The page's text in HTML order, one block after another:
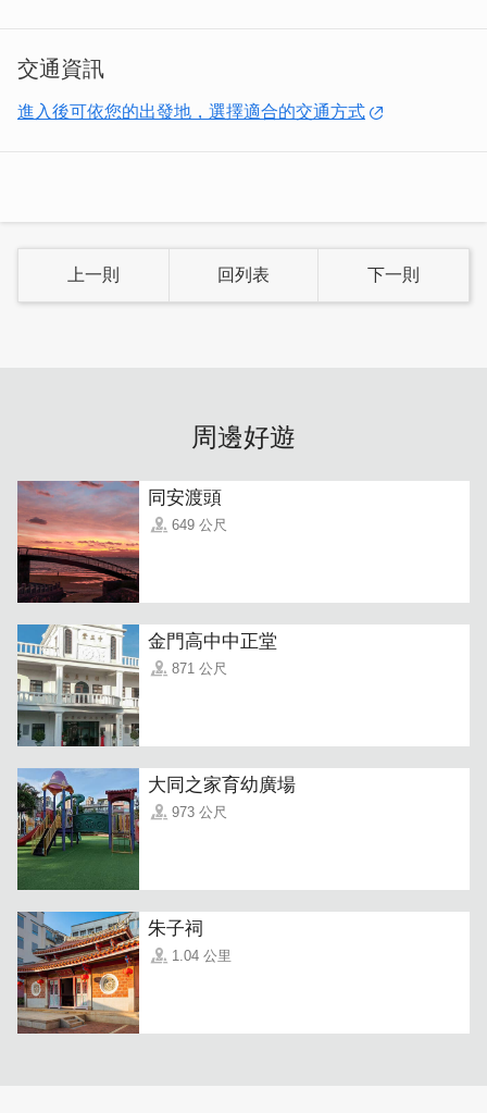
民宿大廳座位很多，可同時容納多人，樓梯設計較寬敞，讓
旅客可以輕鬆搬運行李。
民宿提供雙床房及雙人房房型，房內配有書桌、平面電視與
空調。
交通資訊
進入後可依您的出發地，選擇適合的交通方式
上一則 回列表 下一則
周邊好遊
同安渡頭
649 公尺
金門高中中正堂
871 公尺
大同之家育幼廣場
973 公尺
朱子祠
1.04 公里